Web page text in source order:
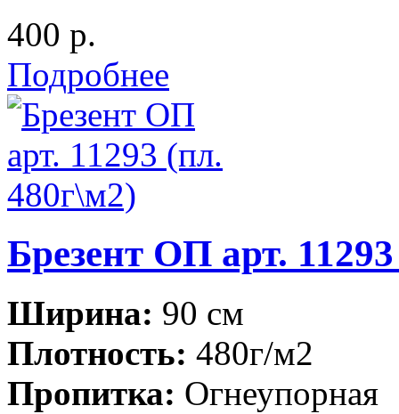
400 р.
Подробнее
Брезент ОП арт.
Ширина: 90 см
Плотность: 480г/м2
Пропитка: Огнеупорная